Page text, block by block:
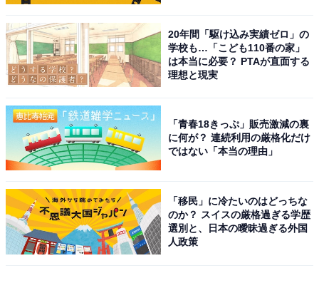
20年間「駆け込み実績ゼロ」の
学校も…「こども110番の家」
は本当に必要？ PTAが直面する
理想と現実
「青春18きっぷ」販売激減の裏
に何が？ 連続利用の厳格化だけ
ではない「本当の理由」
「移民」に冷たいのはどっちな
のか？ スイスの厳格過ぎる学歴
選別と、日本の曖昧過ぎる外国
人政策